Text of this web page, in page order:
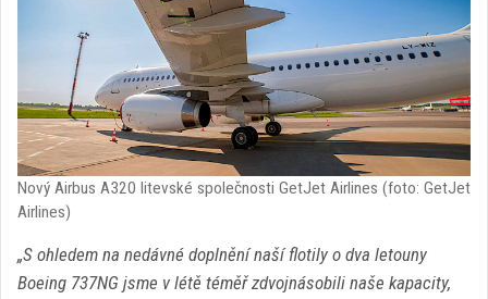
Nový Airbus A320 litevské společnosti GetJet Airlines (foto: GetJet
Airlines)
„S ohledem na nedávné doplnění naší flotily o dva letouny
Boeing 737NG jsme v létě téměř zdvojnásobili naše kapacity,